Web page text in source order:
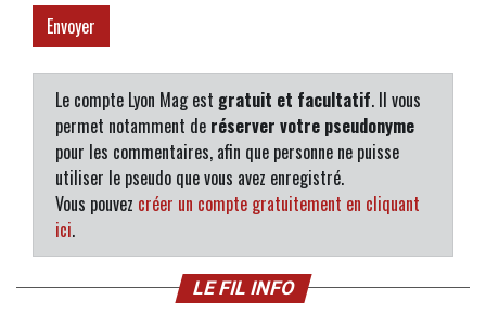
Le compte Lyon Mag est gratuit et facultatif. Il vous
permet notamment de réserver votre pseudonyme
pour les commentaires, afin que personne ne puisse
utiliser le pseudo que vous avez enregistré.
Vous pouvez créer un compte gratuitement en cliquant
ici.
LE FIL INFO